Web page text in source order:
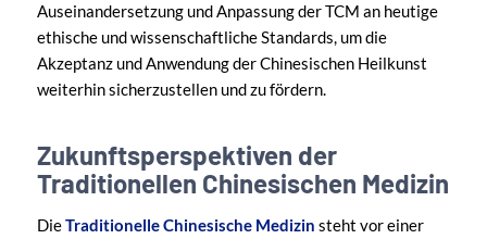
Auseinandersetzung und Anpassung der TCM an heutige
ethische und wissenschaftliche Standards, um die
Akzeptanz und Anwendung der Chinesischen Heilkunst
weiterhin sicherzustellen und zu fördern.
Zukunftsperspektiven der
Traditionellen Chinesischen Medizin
DieTraditionelle Chinesische Medizin steht vor einer